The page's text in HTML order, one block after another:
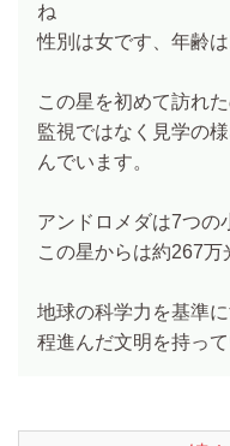
ね
性別は女です、年齢
この星を初めて訪れ
監視ではなく見学の
んでいます。
アンドロメダは7つの
この星からは約267
地球の科学力を基準
程進んだ文明を持って